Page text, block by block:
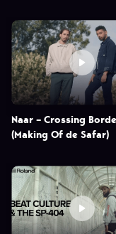
Naar – Crossing
(Making Of de Safar)